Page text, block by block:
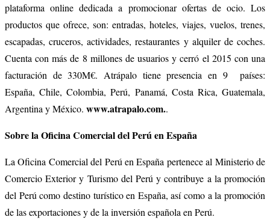
plataforma online dedicada a promocionar ofertas de ocio. Los
productos que ofrece, son: entradas, hoteles, viajes, vuelos, trenes,
escapadas, cruceros, actividades, restaurantes y alquiler de coches.
Cuenta con más de 8 millones de usuarios y cerró el 2015 con una
facturación de 330M€. Atrápalo tiene presencia en 9
países:
España, Chile, Colombia, Perú, Panamá, Costa Rica, Guatemala,
Argentina y México. www.atrapalo.com..
Sobre la Oficina Comercial del Perú en España
La Oficina Comercial del Perú en España pertenece al Ministerio de
Comercio Exterior y Turismo del Perú y contribuye a la promoción
del Perú como destino turístico en España, así como a la promoción
de las exportaciones y de la inversión española en Perú.